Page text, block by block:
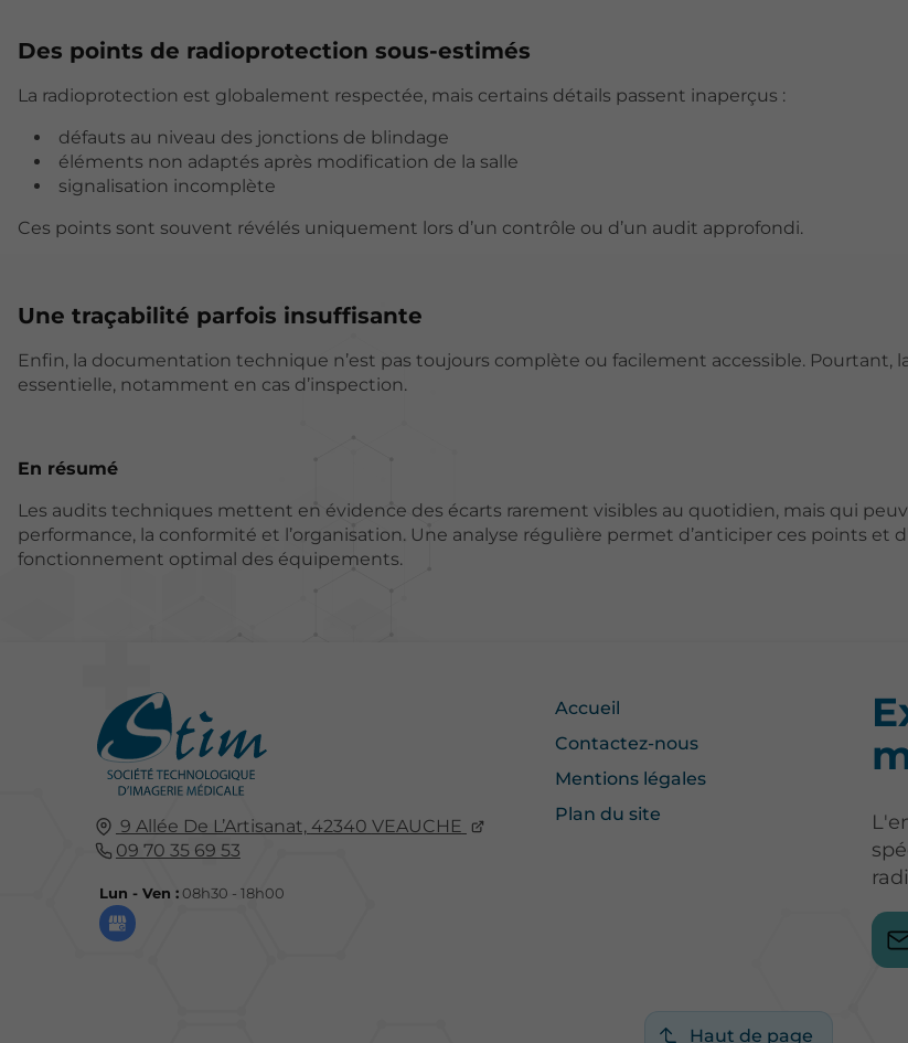
Des points de radioprotection sous-estimés
La radioprotection est globalement respectée, mais certains détails passent inaperçus :
défauts au niveau des jonctions de blindage
éléments non adaptés après modification de la salle
signalisation incomplète
Ces points sont souvent révélés uniquement lors d’un contrôle ou d’un audit approfondi.
Une traçabilité parfois insuffisante
Enfin, la documentation technique n’est pas toujours complète ou facilement accessible. Pourtant,
essentielle, notamment en cas d’inspection.
En résumé
Les audits techniques mettent en évidence des écarts rarement visibles au quotidien, mais qui
performance, la conformité et l’organisation. Une analyse régulière permet d’anticiper ces points et
fonctionnement optimal des équipements.
9 Allée De L’Artisanat, 42340 VEAUCHE
09 70 35 69 53
Lun - Ven :08h30 - 18h00
Accueil
Contactez-nous
Mentions légales
Plan du site
Haut de page